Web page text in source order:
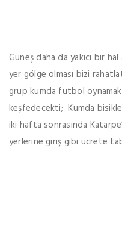
Güneş daha da yakıcı bir
yer gölge olması bizi
grup kumda futbol
keşfedecekti; Kumda
iki hafta sonrasında
yerlerine giriş gibi ücrete